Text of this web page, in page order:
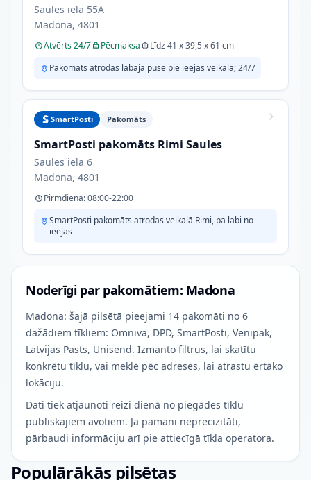
Saules iela 55A
Madona, 4801
Atvērts 24/7 Pēcmaksa
Līdz 41 x 39,5 x 61 cm
Pakomāts atrodas labajā pusē pie ieejas veikalā; 24/7
SmartPosti Pakomāts
SmartPosti pakomāts Rimi Saules
Saules iela 6
Madona, 4801
Pirmdiena: 08:00-22:00
SmartPosti pakomāts atrodas veikalā Rimi, pa labi no
ieejas
Noderīgi par pakomātiem: Madona
Madona: šajā pilsētā pieejami 14 pakomāti no 6
dažādiem tīkliem: Omniva, DPD, SmartPosti, Venipak,
Latvijas Pasts, Unisend. Izmanto filtrus, lai skatītu
konkrētu tīklu, vai meklē pēc adreses, lai atrastu ērtāko
lokāciju.
Dati tiek atjaunoti reizi dienā no piegādes tīklu
publiskajiem avotiem. Ja pamani neprecizitāti,
pārbaudi informāciju arī pie attiecīgā tīkla operatora.
Populārākās pilsētas